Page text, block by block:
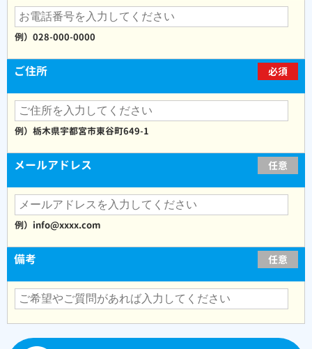
例）028-000-0000
ご住所 必須
例）栃木県宇都宮市東谷町649-1
メールアドレス 任意
例）info@xxxx.com
備考 任意